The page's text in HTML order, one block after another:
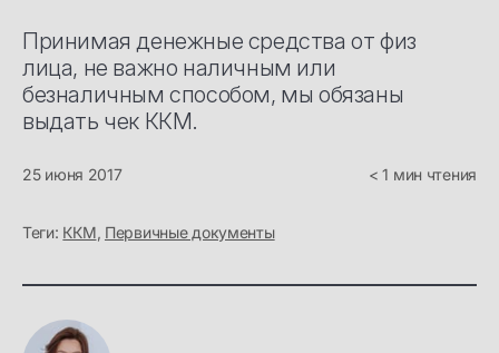
Принимая денежные средства от физ
лица, не важно наличным или
безналичным способом, мы обязаны
выдать чек ККМ.
25 июня 2017 < 1 мин чтения
Теги: ККМ, Первичные документы